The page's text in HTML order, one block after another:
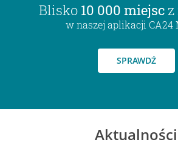
Blisko 10 000 miejsc
w naszej aplikacji CA24
SPRAWDŹ
Aktualności